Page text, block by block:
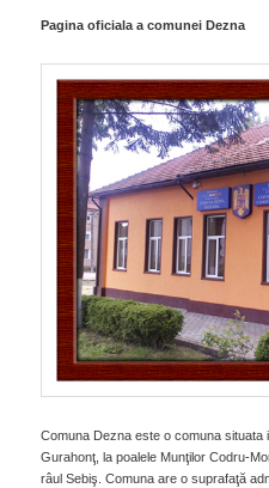
Pagina oficiala a comunei Dezna
Comuna Dezna este o comuna situata
Gurahonţ, la poalele Munţilor Codru-
râul Sebiş. Comuna are o suprafaţă